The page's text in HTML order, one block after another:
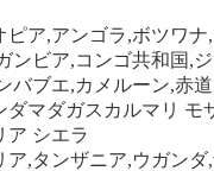
ピア,アンゴラ,ボツワナ
ンビア,コンゴ共和国,
バブエ,カメルーン,赤
ダマダガスカルマリ モ
ア シエラ
ア,タンザニア,ウガンダ